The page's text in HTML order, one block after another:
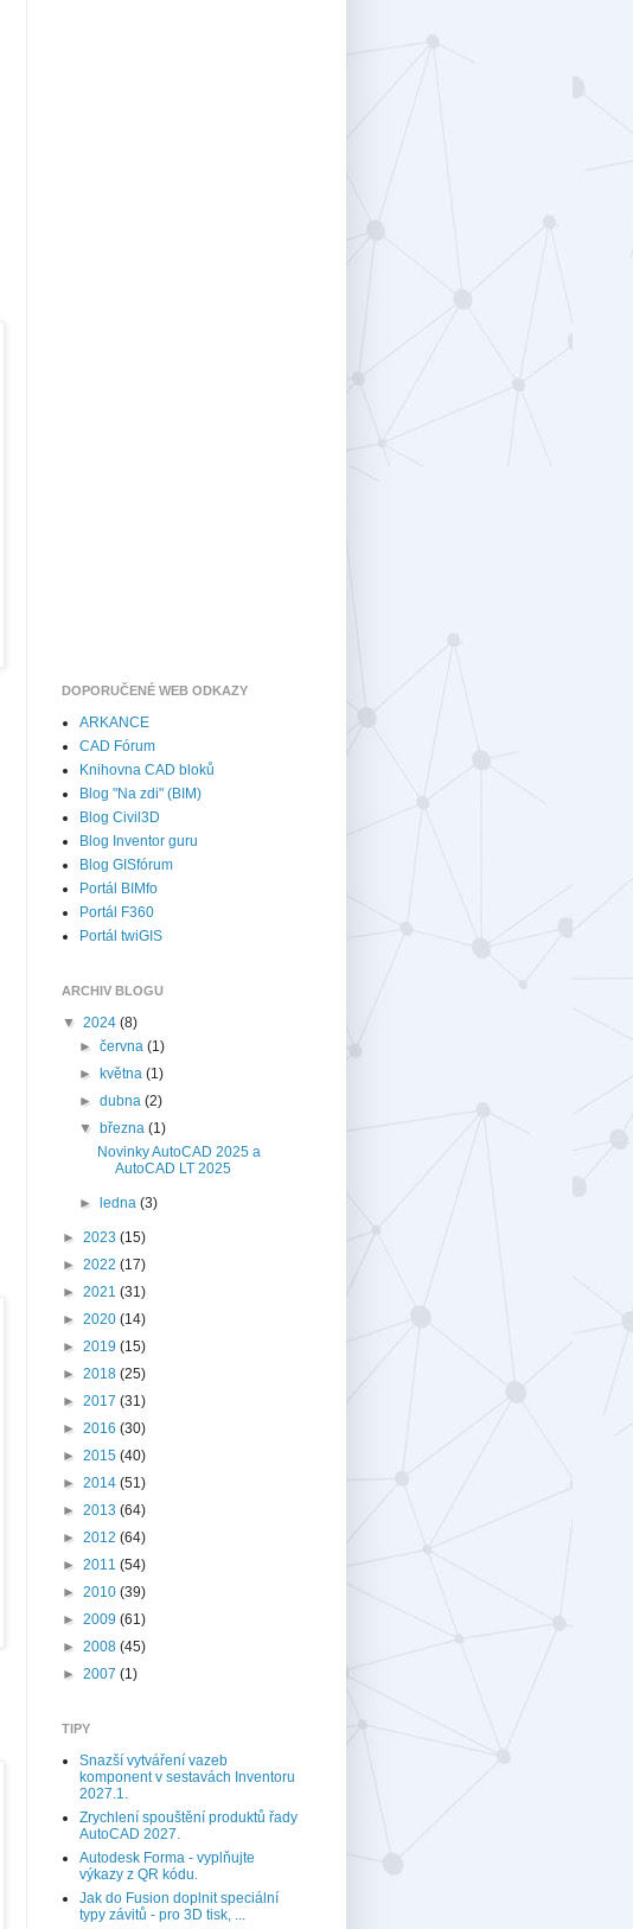
DOPORUČENÉ WEB ODKAZY
ARKANCE
CAD Fórum
Knihovna CAD bloků
Blog "Na zdi" (BIM)
Blog Civil3D
Blog Inventor guru
Blog GISfórum
Portál BIMfo
Portál F360
Portál twiGIS
ARCHIV BLOGU
▼ 2024 (8)
►června(1)
►
května(1)
►dubna(2)
▼ března(1)
Novinky AutoCAD 2025 a
AutoCAD LT 2025
► ledna(3)
► 2023 (15)
► 2022 (17)
► 2021 (31)
► 2020 (14)
► 2019 (15)
► 2018 (25)
► 2017 (31)
► 2016 (30)
► 2015 (40)
► 2014 (51)
► 2013 (64)
► 2012 (64)
► 2011 (54)
► 2010 (39)
► 2009 (61)
► 2008 (45)
► 2007 (1)
TIPY
Snazší vytváření vazeb
komponent v sestavách Inventoru
2027.1.
Zrychlení spouštění produktů řady
AutoCAD 2027.
Autodesk Forma - vyplňujte
výkazy z QR kódu.
Jak do Fusion doplnit speciální
typy závitů - pro 3D tisk, ...